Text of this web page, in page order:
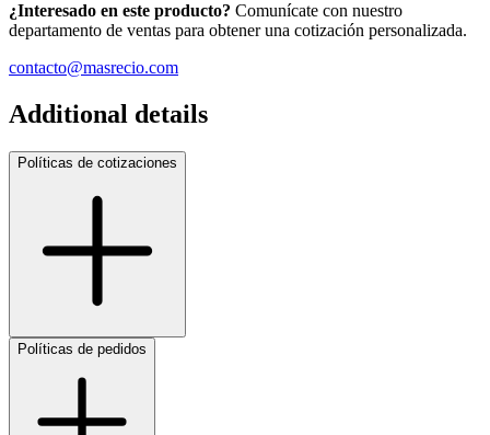
¿Interesado en este producto? Comunícate con nuestro
departamento de ventas para obtener una cotización personalizada.
contacto@masrecio.com
Additional details
Políticas de cotizaciones
Políticas de pedidos